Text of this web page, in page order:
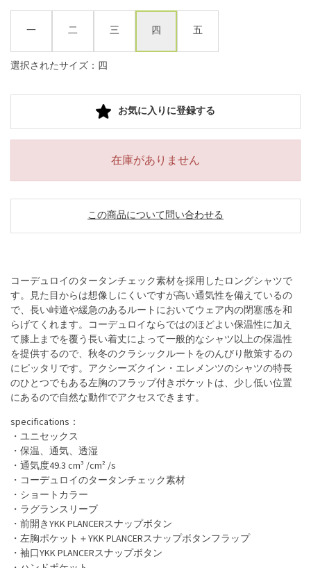
一 二 三 四 五
選択されたサイズ：四
お気に入りに登録する
在庫がありません
この商品について問い合わせる
コーデュロイのタータンチェック素材を採用したロングシャツで
す。見た目からは想像しにくいですが高い通気性を備えているの
で、長い峠道や緩急のあるルートにおいてウェア内の閉塞感を和
らげてくれます。コーデュロイならではのほどよい保温性に加え
て膝上までを覆う長い着丈によって一般的なシャツ以上の保温性
を提供するので、秋冬のクラシックルートをのんびり散策するの
にピッタリです。アクシーズクイン・エレメンツのシャツの特長
のひとつでもある左胸のフラップ付きポケットは、少し低い位置
にあるので自然な動作でアクセスできます。
specifications：
・ユニセックス
・保温、通気、透湿
・通気度49.3 cm³ /cm² /s
・コーデュロイのタータンチェック素材
・ショートカラー
・ラグランスリーブ
・前開きYKK PLANCERスナップボタン
・左胸ポケット＋YKK PLANCERスナップボタンフラップ
・袖口YKK PLANCERスナップボタン